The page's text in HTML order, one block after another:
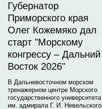
Губернатор
Приморского края
Олег Кожемяко дал
старт "Морскому
конгрессу – Дальний
Восток 2026"
В Дальневосточном морском
тренажерном центре Морского
государственного университета
им. адмирала Г. И. Невельского